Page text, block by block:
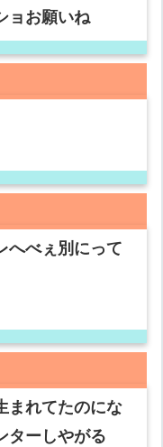
ョお願いね
へべぇ別にって
まれてたのにな
ターしやがる